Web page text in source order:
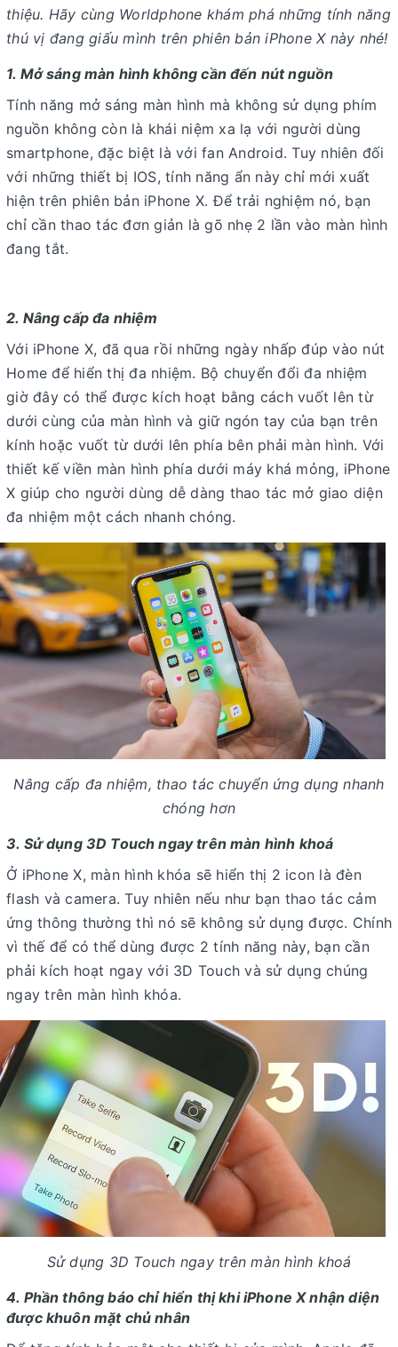
thiệu. Hãy cùng Worldphone khám phá những tính năng
thú vị đang giấu mình trên phiên bản iPhone X này nhé!
1. Mở sáng màn hình không cần đến nút nguồn
Tính năng mở sáng màn hình mà không sử dụng phím
nguồn không còn là khái niệm xa lạ với người dùng
smartphone, đặc biệt là với fan Android. Tuy nhiên đối
với những thiết bị IOS, tính năng ẩn này chỉ mới xuất
hiện trên phiên bản iPhone X. Để trải nghiệm nó, bạn
chỉ cần thao tác đơn giản là gõ nhẹ 2 lần vào màn hình
đang tắt.
2. Nâng cấp đa nhiệm
Với iPhone X, đã qua rồi những ngày nhấp đúp vào nút
Home để hiển thị đa nhiệm. Bộ chuyển đổi đa nhiệm
giờ đây có thể được kích hoạt bằng cách vuốt lên từ
dưới cùng của màn hình và giữ ngón tay của bạn trên
kính hoặc vuốt từ dưới lên phía bên phải màn hình. Với
thiết kế viền màn hình phía dưới máy khá mỏng, iPhone
X giúp cho người dùng dễ dàng thao tác mở giao diện
đa nhiệm một cách nhanh chóng.
Nâng cấp đa nhiệm, thao tác chuyển ứng dụng nhanh
chóng hơn
3. Sử dụng 3D Touch ngay trên màn hình khoá
Ở iPhone X, màn hình khóa sẽ hiển thị 2 icon là đèn
flash và camera. Tuy nhiên nếu như bạn thao tác cảm
ứng thông thường thì nó sẽ không sử dụng được. Chính
vì thế để có thể dùng được 2 tính năng này, bạn cần
phải kích hoạt ngay với 3D Touch và sử dụng chúng
ngay trên màn hình khóa.
Sử dụng 3D Touch ngay trên màn hình khoá
4. Phần thông báo chỉ hiển thị khi iPhone X nhận diện
được khuôn mặt chủ nhân